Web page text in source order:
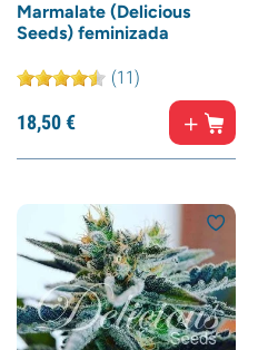
Marmalate (Delicious
Seeds) feminizada
(11)
18,50€